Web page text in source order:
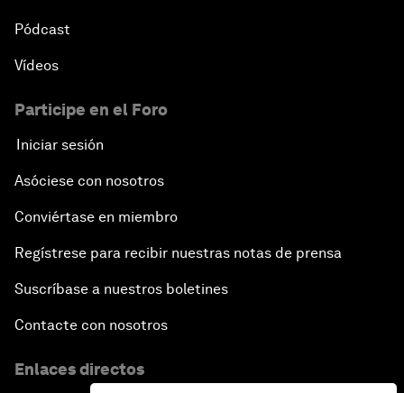
Pódcast
Vídeos
Participe en el Foro
Iniciar sesión
Asóciese con nosotros
Conviértase en miembro
Regístrese para recibir nuestras notas de prensa
Suscríbase a nuestros boletines
Contacte con nosotros
Enlaces directos